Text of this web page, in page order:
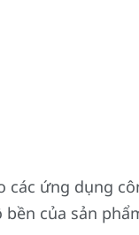
các ứng dụng
của sản